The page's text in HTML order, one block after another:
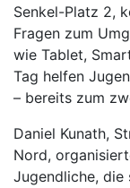
Senkel-Platz 2,
Fragen zum
wie Tablet,
Tag helfen
– bereits zum
Daniel Kunath,
Nord,
Jugendliche, die